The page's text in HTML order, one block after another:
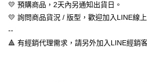
購買商品的店家。未經商家同意取消之訂單仍視
後付繳納相關費用。
是否繳費成功／繳費後需取消欲退款等相關疑問
客戶支援中心」https://
每筆NT$60，滿NT$888(含以上)免運費
每筆NT$60，滿NT$888(含以上)免運費
💛 預購商品，2天內另通知出貨日。
💛 詢問商品貨況 / 版型，歡迎加入LINE線
--
🔺 有經銷代理需求，請另外加入LINE經銷